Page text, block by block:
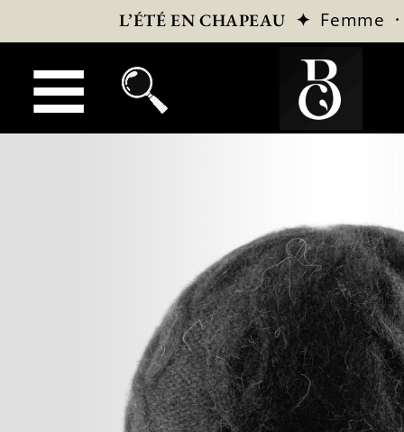
L’ÉTÉ EN CHAPEAU ✦ Femme